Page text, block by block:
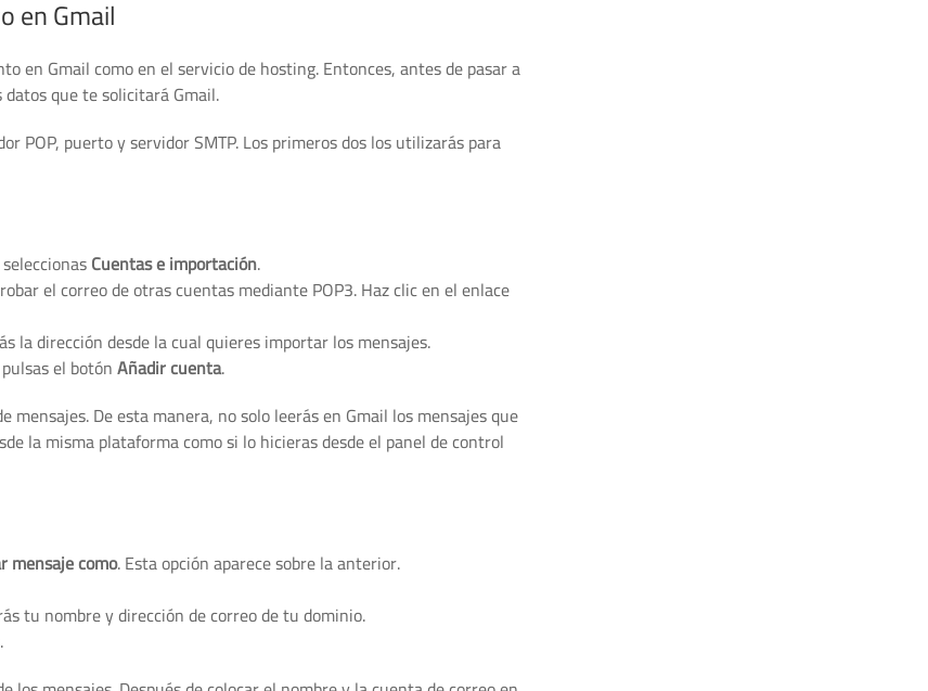
en Gmail
en Gmail como en el servicio de hosting. Entonces, antes de pasar a
que te solicitará Gmail.
POP, puerto y servidor SMTP. Los primeros dos los utilizarás para
Cuentas e importación.
el correo de otras cuentas mediante POP3. Haz clic en el enlace
la dirección desde la cual quieres importar los mensajes.
el botónAñadir cuenta.
De esta manera, no solo leerás en Gmail los mensajes que
la misma plataforma como si lo hicieras desde el panel de control
mensaje como. Esta opción aparece sobre la anterior.
tu nombre y dirección de correo de tu dominio.